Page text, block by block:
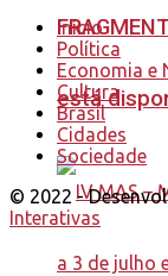
está
Início
Política
Economia e
Cultura
Brasil
Cidades
Sociedade
© 2022 -
Interativas